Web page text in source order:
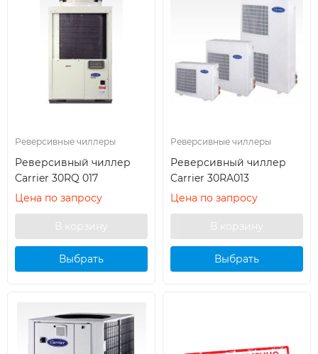
Реверсивные чиллеры
Реверсивный чиллер
Carrier 30RQ 017
Цена по запросу
Выбрать
Реверсивные чиллеры
Реверсивный чиллер
Carrier 30RA013
Цена по запросу
Выбрать